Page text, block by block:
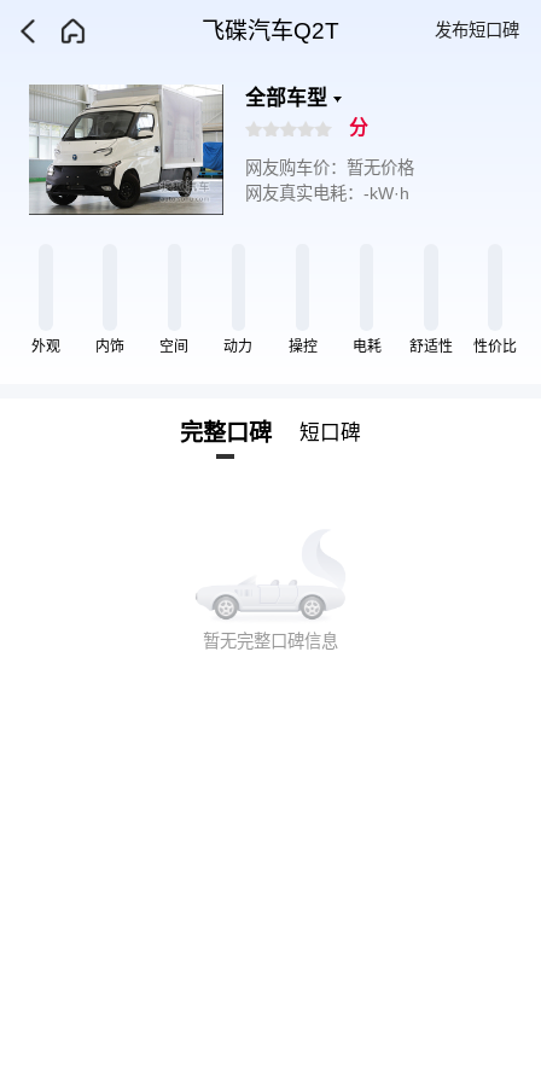
飞碟汽车Q2T 发布短口碑
全部车型
分
网友购车价：暂无价格
网友真实电耗：-kW·h
外观 内饰 空间 动力 操控 电耗 舒适性 性价比
完整口碑 短口碑
暂无完整口碑信息